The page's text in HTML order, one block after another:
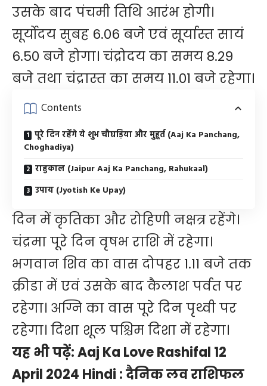
उसके बाद पंचमी तिथि आरंभ होगी।
सूर्योदय सुबह 6.06 बजे एवं सूर्यास्त सायं
6.50 बजे होगा। चंद्रोदय का समय 8.29
बजे तथा चंद्रास्त का समय 11.01 बजे रहेगा।
Contents
पूरे दिन रहेंगे ये शुभ चौघड़िया और मुहूर्त (Aaj Ka Panchang,
Choghadiya)
राहुकाल (Jaipur Aaj Ka Panchang, Rahukaal)
उपाय (Jyotish Ke Upay)
दिन में कृतिका और रोहिणी नक्षत्र रहेंगे।
चंद्रमा पूरे दिन वृषभ राशि में रहेगा।
भगवान शिव का वास दोपहर 1.11 बजे तक
क्रीडा में एवं उसके बाद कैलाश पर्वत पर
रहेगा। अग्नि का वास पूरे दिन पृथ्वी पर
रहेगा। दिशा शूल पश्चिम दिशा में रहेगा।
यह भी पढ़ें:Aaj Ka Love Rashifal 12
April 2024 Hindi : दैनिक लव राशिफल